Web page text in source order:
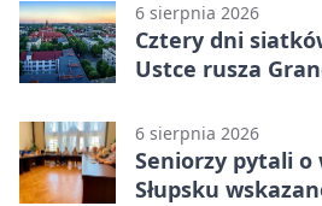
6 sierpnia 2026
Cztery dni
Ustce rusza
6 sierpnia 2026
Seniorzy pytali o
Słupsku